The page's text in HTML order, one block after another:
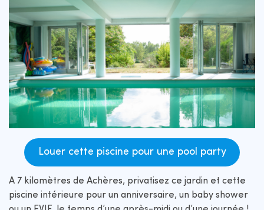
Louer cette piscine pour une pool party
A 7 kilomètres de Achères, privatisez ce jardin et cette
piscine intérieure pour un anniversaire, un baby shower